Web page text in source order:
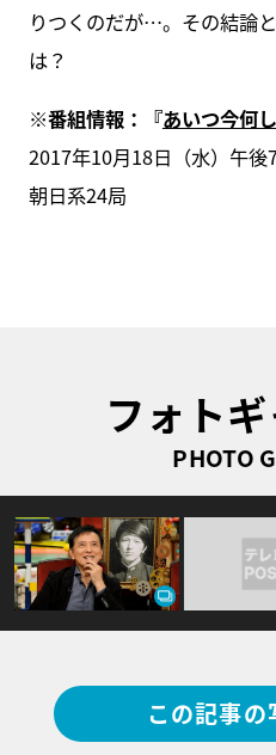
りつくのだが…。その結論
は？
※番組情報：『あいつ今何
2017年10月18日（水）午
朝日系24局
フォト
PHOTO
この記事